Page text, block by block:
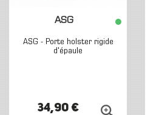
ASG
ASG - Porte holster rigide
d'épaule
34,90 €